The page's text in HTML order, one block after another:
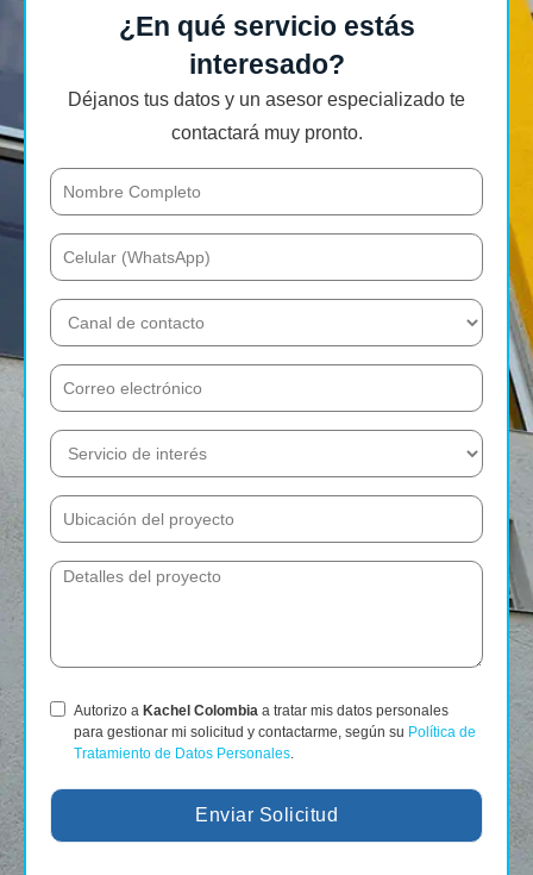
¿En qué servicio estás
interesado?
Déjanos tus datos y un asesor especializado te
contactará muy pronto.
Autorizo a Kachel Colombia a tratar mis datos personales
para gestionar mi solicitud y contactarme, según su Política de
Tratamiento de Datos Personales
Enviar Solicitud